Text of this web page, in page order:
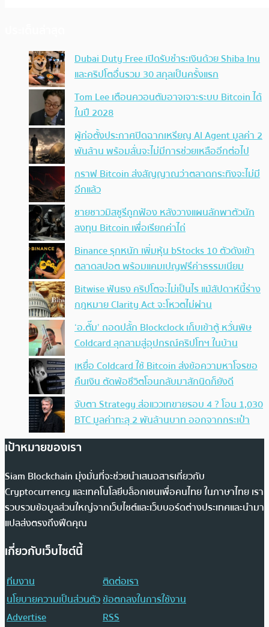
Dubai Duty Free เปิดรับชำระเงินด้วย Shiba Inu
และคริปโตอื่นรวม 30 สกุลเป็นครั้งแรก
Tom Lee เตือนควอนตัมอาจเจาะระบบ Bitcoin ได้
ในปี 2028
ผู้ก่อตั้งประกาศปิดฉากเหรียญ AI Agent มูลค่า 2
พันล้าน พร้อมลั่นจะไม่มีการช่วยเหลืออีกต่อไป
กราฟ Bitcoin ส่งสัญญาณว่าตลาดกระทิงจะไม่มี
อีกแล้ว
ชายชาวมิสซูรีถูกฟ้อง หลังวางแผนลักพาตัวนัก
ลงทุน Bitcoin เพื่อเรียกค่าไถ่
Binance รุกหนัก เพิ่มหุ้น bStocks 10 ตัวดังเข้า
ตลาดสปอต พร้อมแคมเปญฟรีค่าธรรมเนียม
Bitwise ฟันธง คริปโตจะไม่เป็นไร แม้สัปดาห์นี้ร่าง
กฎหมาย Clarity Act จะโหวตไม่ผ่าน
‘อ.ตั๊ม’ ถอดปลั้ก Blockclock เก็บเข้าตู้ หวั่นพิษ
Coldcard ลุกลามสู่อุปกรณ์คริปโทฯ ในบ้าน
เหยื่อ Coldcard ใช้ Bitcoin ส่งข้อความหาโจรขอ
คืนเงิน ตัดพ้อชีวิตโอนกลับมาสักนิดก็ยังดี
จับตา Strategy ส่อแววเทขายรอบ 4 ? โอน 1,030
BTC มูลค่าทะลุ 2 พันล้านบาท ออกจากกระเป๋า
เป้าหมายของเรา
Siam Blockchain มุ่งมั่นที่จะช่วยนำเสนอสารเกี่ยวกับ
Cryptocurrency และเทคโนโลยีบล็อกเชนเพื่อคนไทย ในภาษาไทย เรา
รวบรวมข้อมูลส่วนใหญ่จากเว็บไซต์และเว็บบอร์ดต่างประเทศและนำมา
แปลส่งตรงถึงฟีดคุณ
เกี่ยวกับเว็บไซต์นี้
ทีมงาน
ติดต่อเรา
นโยบายความเป็นส่วนตัวข้อตกลงในการใช้งาน
Advertise
RSS